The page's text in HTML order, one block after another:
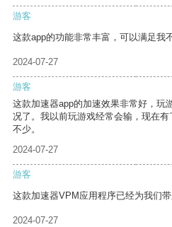
游客
这款app的功能非常丰富，可以满足我
2024-07-27
游客
这款加速器app的加速效果非常好，玩
况了。我以前玩游戏经常会输，现在
不少。
2024-07-27
游客
这款加速器VPM应用程序已经为我们带
2024-07-27